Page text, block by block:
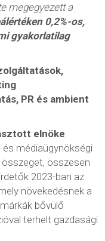
megegyezett a
0,2%-os,
gyakorlatilag
PR és ambient
elnöke
és médiaügynökségi
összesen
2023-ban az
növekedésnek a
bővülő
terhelt gazdasági